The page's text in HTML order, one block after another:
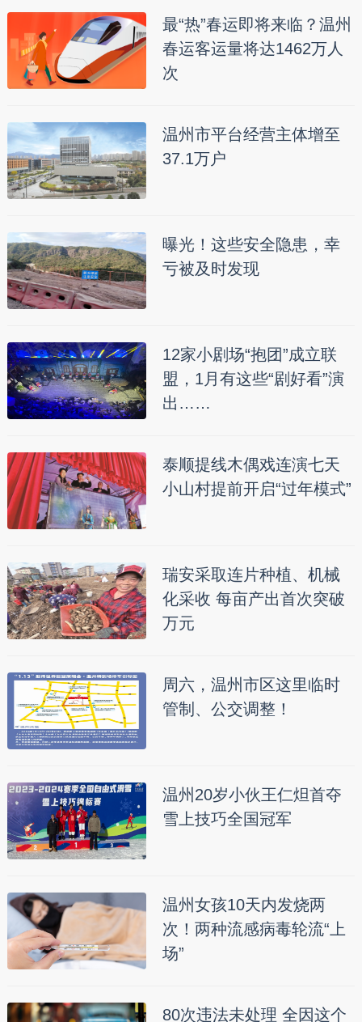
最“热”春运即将来临？温州
春运客运量将达1462万人
次
温州市平台经营主体增至
37.1万户
曝光！这些安全隐患，幸
亏被及时发现
12家小剧场“抱团”成立联
盟，1月有这些“剧好看”演
出……
泰顺提线木偶戏连演七天
小山村提前开启“过年模式”
瑞安采取连片种植、机械
化采收 每亩产出首次突破
万元
周六，温州市区这里临时
管制、公交调整！
温州20岁小伙王仁炟首夺
雪上技巧全国冠军
温州女孩10天内发烧两
次！两种流感病毒轮流“上
场”
80次违法未处理 全因这个